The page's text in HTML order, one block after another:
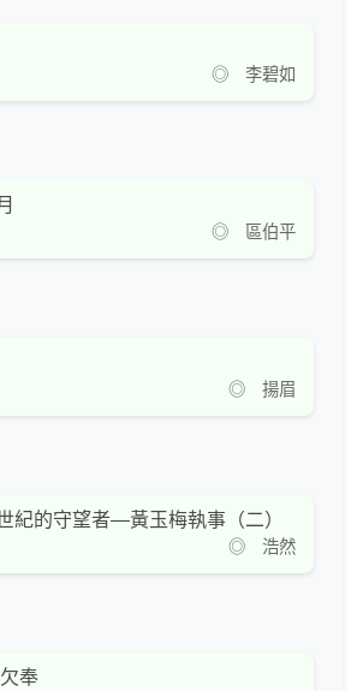
◎ 李碧如
◎ 區伯平
◎ 揚眉
紀的守望者—黃玉梅執事（二）
◎ 浩然
奉